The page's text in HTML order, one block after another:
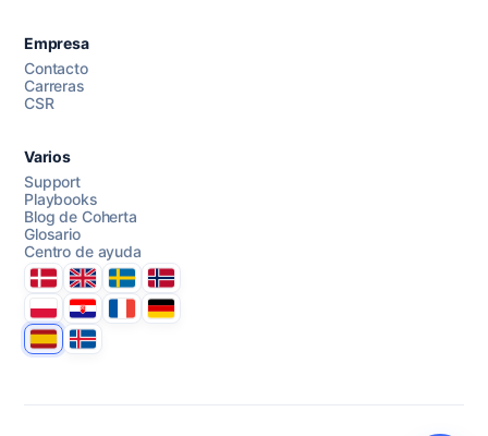
Empresa
Contacto
Carreras
CSR
Varios
Support
Playbooks
Blog de Coherta
Glosario
Centro de ayuda
DanmarkUnited Kingdom
SverigeNorge
PolskaHrvatskaFranceDeutschland
EspanaÍsland